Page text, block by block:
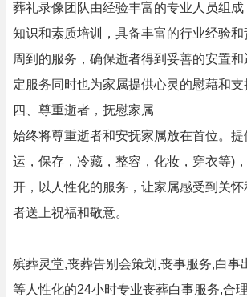
葬礼录像团队由经验丰富的专业人员组
知识和素质培训，具备丰富的行业经验和
周到的服务，确保逝者得到妥善的安置
定服务同时也为家属提供心灵的慰藉和支
四、尊重逝者，抚慰家属
始终将尊重逝者和安抚家属放在首位。
运，保存，冷藏，整容，化妆，穿衣等)
开，以人性化的服务，让家属感受到关
者送上祝福和敬意。
殡葬灵堂,丧葬告别会策划,丧事服务,白事
等人性化的24小时专业丧葬白事服务,合